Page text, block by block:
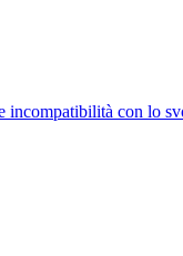
con lo